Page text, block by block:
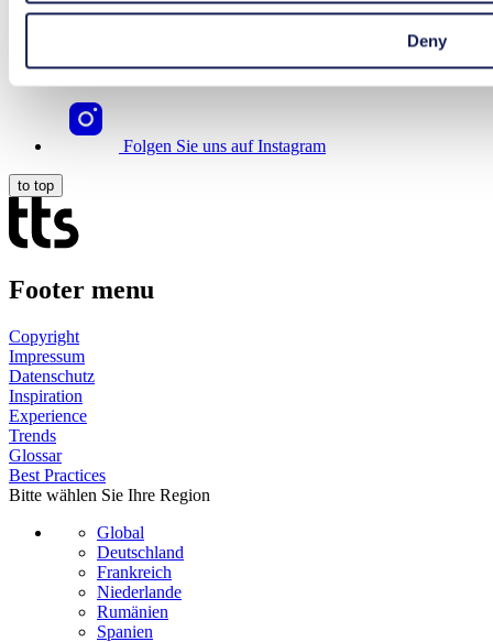
Deny
Folgen Sie uns auf LinkedIn
Folgen Sie uns auf YouTube
Folgen Sie uns auf Instagram
to top
Footer menu
Copyright
Impressum
Datenschutz
Inspiration
Experience
Trends
Glossar
Best Practices
Bitte wählen Sie Ihre Region
Global
Deutschland
Frankreich
Niederlande
Rumänien
Spanien